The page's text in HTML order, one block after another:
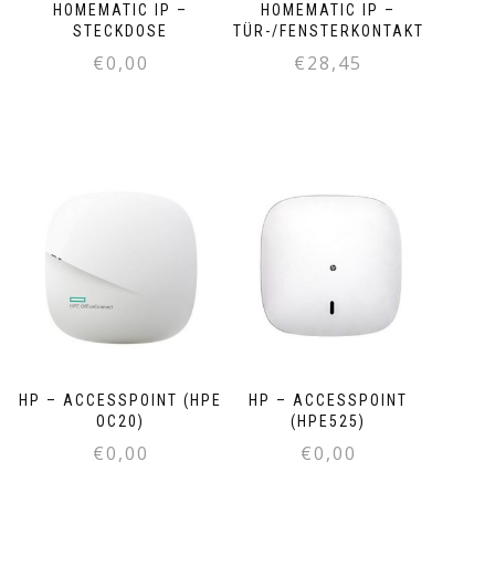
HOMEMATIC IP –
STECKDOSE
€0,00
HOMEMATIC IP –
TÜR-/FENSTERKONTAKT
€28,45
HP – ACCESSPOINT (HPE
OC20)
€0,00
HP – ACCESSPOINT
(HPE525)
€0,00